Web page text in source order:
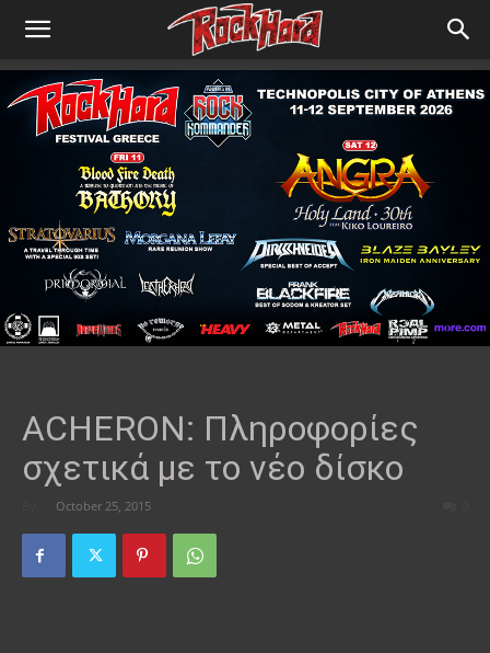
ACHERON: Πληροφορίες
σχετικά με το νέο δίσκο
October 25, 2015